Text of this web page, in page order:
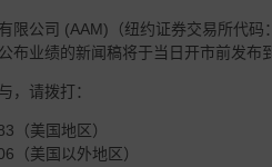
限公司 (AAM)（纽约证券交易所代
布业绩的新闻稿将于当日开市前发布
，请拨打：
（美国地区）
（美国以外地区）